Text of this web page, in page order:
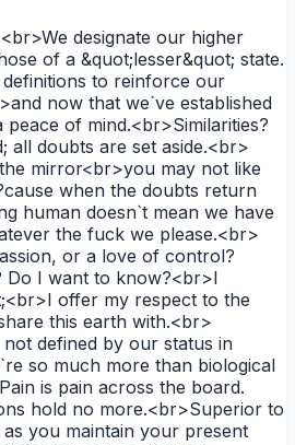
designate our higher
of a &quot;lesser&quot; state.
to reinforce our
now that we`ve established
of mind.<br>Similarities?
all doubts are set aside.<br>
mirror<br>you may not like
when the doubts return
human doesn`t mean we have
the fuck we please.<br>
or a love of control?
Do I want to know?<br>I
offer my respect to the
this earth with.<br>
defined by our status in
so much more than biological
is pain across the board.
hold no more.<br>Superior to
you maintain your present